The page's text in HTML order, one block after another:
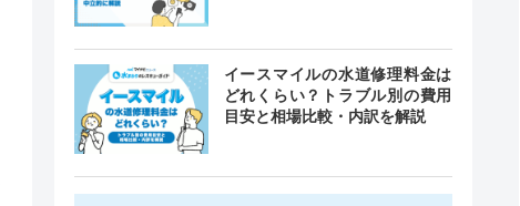
イースマイルの水道修理料金は
どれくらい？トラブル別の費用
目安と相場比較・内訳を解説